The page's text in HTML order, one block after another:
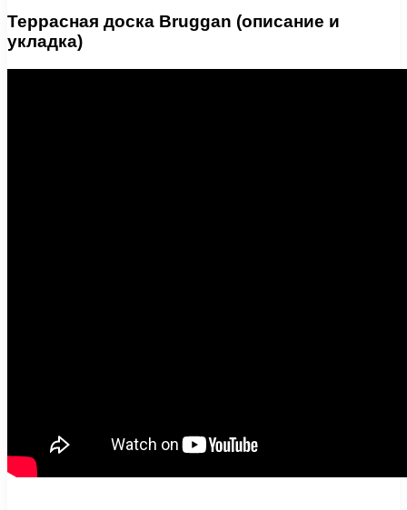
Террасная доска Bruggan (описание и
укладка)